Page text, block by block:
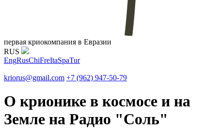
первая криокомпания в Евразии
RUS
EngRusChiFreItaSpaTur
kriorus@gmail.com +7 (962) 947-50-79
О крионике в космосе и на
Земле на Радио "Соль"